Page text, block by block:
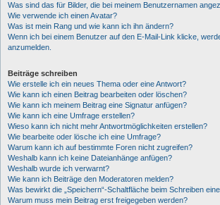
Was sind das für Bilder, die bei meinem Benutzernamen
Wie verwende ich einen Avatar?
Was ist mein Rang und wie kann ich ihn ändern?
Wenn ich bei einem Benutzer auf den E-Mail-Link klicke,
anzumelden.
Beiträge schreiben
Wie erstelle ich ein neues Thema oder eine Antwort?
Wie kann ich einen Beitrag bearbeiten oder löschen?
Wie kann ich meinem Beitrag eine Signatur anfügen?
Wie kann ich eine Umfrage erstellen?
Wieso kann ich nicht mehr Antwortmöglichkeiten erstellen?
Wie bearbeite oder lösche ich eine Umfrage?
Warum kann ich auf bestimmte Foren nicht zugreifen?
Weshalb kann ich keine Dateianhänge anfügen?
Weshalb wurde ich verwarnt?
Wie kann ich Beiträge den Moderatoren melden?
Was bewirkt die „Speichern“-Schaltfläche beim Schreiben
Warum muss mein Beitrag erst freigegeben werden?